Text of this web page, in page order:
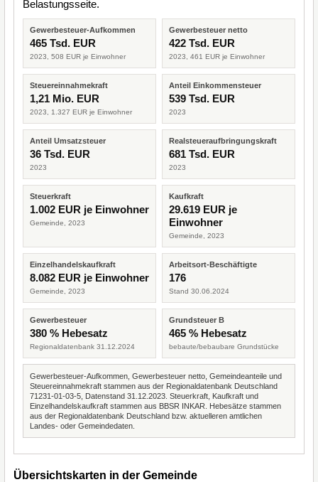
Belastungsseite.
Gewerbesteuer-Aufkommen
465 Tsd. EUR
2023, 508 EUR je Einwohner
Gewerbesteuer netto
422 Tsd. EUR
2023, 461 EUR je Einwohner
Steuereinnahmekraft
1,21 Mio. EUR
2023, 1.327 EUR je Einwohner
Anteil Einkommensteuer
539 Tsd. EUR
2023
Anteil Umsatzsteuer
36 Tsd. EUR
2023
Realsteueraufbringungskraft
681 Tsd. EUR
2023
Steuerkraft
1.002 EUR je Einwohner
Gemeinde, 2023
Kaufkraft
29.619 EUR je
Einwohner
Gemeinde, 2023
Einzelhandelskaufkraft
8.082 EUR je Einwohner
Gemeinde, 2023
Arbeitsort-Beschäftigte
176
Stand 30.06.2024
Gewerbesteuer
380 % Hebesatz
Regionaldatenbank 31.12.2024
Grundsteuer B
465 % Hebesatz
bebaute/bebaubare Grundstücke
Gewerbesteuer-Aufkommen, Gewerbesteuer netto, Gemeindeanteile und
Steuereinnahmekraft stammen aus der Regionaldatenbank Deutschland
71231-01-03-5, Datenstand 31.12.2023. Steuerkraft, Kaufkraft und
Einzelhandelskaufkraft stammen aus BBSR INKAR. Hebesätze stammen
aus der Regionaldatenbank Deutschland bzw. aktuelleren amtlichen
Landes- oder Gemeindedaten.
Übersichtskarten in der Gemeinde